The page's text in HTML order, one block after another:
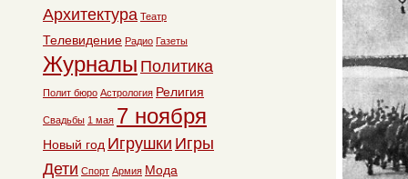
Архитектура Театр
Телевидение Радио Газеты
Журналы Политика
Полит бюро Астрология Религия
Свадьбы 1 мая 7 ноября
Новый год Игрушки Игры
Дети Спорт Армия Мода